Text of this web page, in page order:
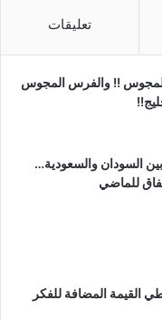
تعليقات
!! والفرس المجوس
السودان والسعودية…
للماضي
القيمة المضافة للفكر